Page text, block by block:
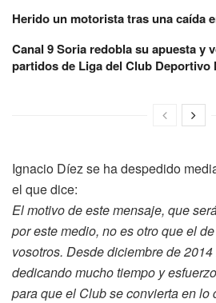
Herido un motorista tras una caída
Canal 9 Soria redobla su apuesta y
partidos de Liga del Club Deportivo
Ignacio Díez se ha despedido
el que dice:
El motivo de este mensaje, que
por este medio, no es otro que el
vosotros. Desde diciembre de
dedicando mucho tiempo y
para que el Club se convierta en lo